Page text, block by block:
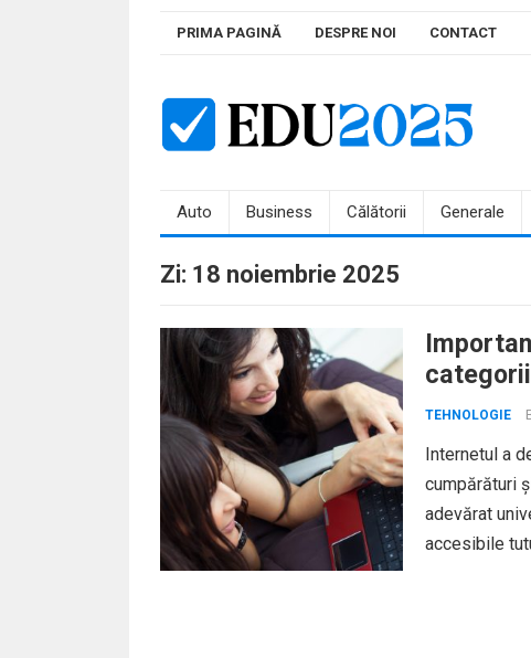
PRIMA PAGINĂ DESPRE NOI CONTACT
Auto Business Călătorii Generale
Zi: 18 noiembrie 2025
TEHNOLOGIE
Internetul a
cumpărături
adevărat
accesibile